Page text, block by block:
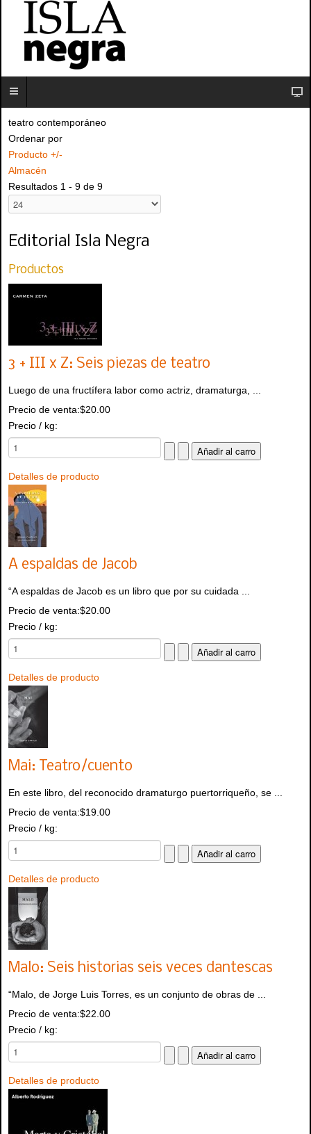
teatro contemporáneo
Ordenar por
Producto +/-
Almacén
Resultados 1 - 9 de 9
Editorial Isla Negra
Productos
3 + III x Z: Seis piezas de teatro
Luego de una fructífera labor como actriz, dramaturga, ...
Precio de venta:$20.00
Precio / kg:
Detalles de producto
A espaldas de Jacob
“A espaldas de Jacob es un libro que por su cuidada ...
Precio de venta:$20.00
Precio / kg:
Detalles de producto
Mai: Teatro/cuento
En este libro, del reconocido dramaturgo puertorriqueño, se ...
Precio de venta:$19.00
Precio / kg:
Detalles de producto
Malo: Seis historias seis veces dantescas
“Malo, de Jorge Luis Torres, es un conjunto de obras de ...
Precio de venta:$22.00
Precio / kg:
Detalles de producto